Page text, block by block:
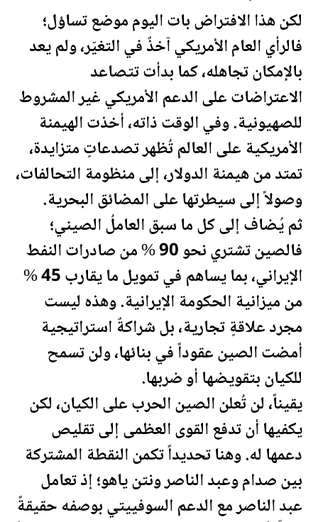
لكن هذا الافتراض بات اليوم موضع تساؤل؛
فالرأي العام الأمريكي آخذٌ في التغيّر، ولم يعد
بالإمكان تجاهله، كما بدأت تتصاعد
الاعتراضات على الدعم الأمريكي غير المشروط
للصهيونية. وفي الوقت ذاته، أخذت الهيمنة
الأمريكية على العالم تُظهر تصدعاتٍ متزايدة،
تمتد من هيمنة الدولار، إلى منظومة التحالفات،
وصولاً إلى سيطرتها على المضائق البحرية.
ثم يُضاف إلى كل ما سبق العاملُ الصيني؛
فالصين تشتري نحو 90 % من صادرات
النفط
الإيراني، بما يساهم في تمويل ما يقارب 45 %
من ميزانية الحكومة الإيرانية. وهذه ليست
مجرد علاقةٍ تجارية، بل شراكةٌ استراتيجية
أمضت الصين عقوداً في بنائها، ولن تسمح
للكيان بتقويضها أو ضربها.
يقيناً، لن تُعلن الصين الحرب على الكيان، لكن
يكفيها أن تدفع القوى العظمى إلى تقليص
دعمها له. وهنا تحديداً تكمن النقطة المشتركة
بين صدام وعبد الناصر ونتن ياهو؛ إذ تعامل
عبد الناصر مع الدعم السوفييتي بوصفه حقيقةً